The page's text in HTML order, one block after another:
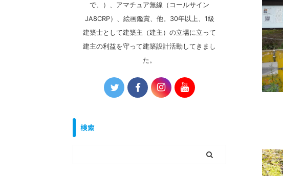
で、）、アマチュア無線（コールサイン
JA8CRP）、絵画鑑賞、他。30年以上、1級
建築士として建築主（建主）の立場に立って
建主の利益を守って建築設計活動してきまし
た。
検索